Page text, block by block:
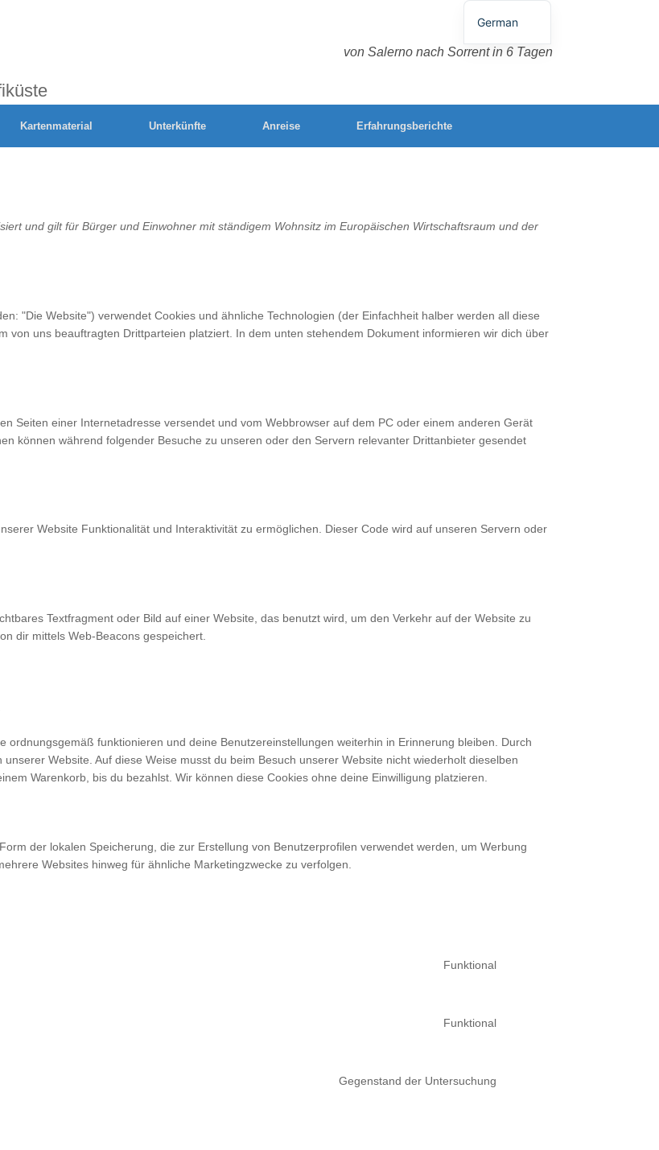
von Salerno nach Sorrent in 6 Tagen
Kartenmaterial Unterkünfte Anreise Erfahrungsberichte
und gilt für Bürger und Einwohner mit ständigem Wohnsitz im Europäischen Wirtschaftsraum und der
"Die Website") verwendet Cookies und ähnliche Technologien (der Einfachheit halber werden all diese
von uns beauftragten Drittparteien platziert. In dem unten stehendem Dokument informieren wir dich über
Seiten einer Internetadresse versendet und vom Webbrowser auf dem PC oder einem anderen Gerät
können während folgender Besuche zu unseren oder den Servern relevanter Drittanbieter gesendet
Website Funktionalität und Interaktivität zu ermöglichen. Dieser Code wird auf unseren Servern oder
Textfragment oder Bild auf einer Website, das benutzt wird, um den Verkehr auf der Website zu
dir mittels Web-Beacons gespeichert.
ordnungsgemäß funktionieren und deine Benutzereinstellungen weiterhin in Erinnerung bleiben. Durch
Website. Auf diese Weise musst du beim Besuch unserer Website nicht wiederholt dieselben
Warenkorb, bis du bezahlst. Wir können diese Cookies ohne deine Einwilligung platzieren.
der lokalen Speicherung, die zur Erstellung von Benutzerprofilen verwendet werden, um Werbung
Websites hinweg für ähnliche Marketingzwecke zu verfolgen.
Funktional
Funktional
Gegenstand der Untersuchung
German
English
French